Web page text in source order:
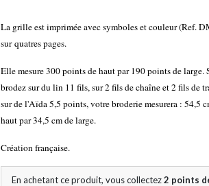
La grille est imprimée avec symboles et couleur (Ref.
sur quatres pages.
Elle mesure 300 points de haut par 190 points de large.
brodez sur du lin 11 fils, sur 2 fils de chaîne et 2 fils de
sur de l'Aïda 5,5 points, votre broderie mesurera : 54,5
haut par 34,5 cm de large.
Création française.
En achetant ce produit, vous collectez2 points